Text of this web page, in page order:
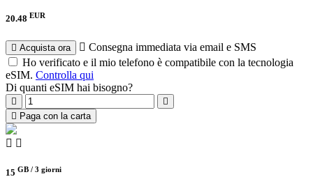
20.48 EUR
Acquista ora
Consegna immediata via email e SMS
Ho verificato e il mio telefono è compatibile con la tecnologia
eSIM. Controlla qui
Di quanti eSIM hai bisogno?
Paga con la carta
15 GB / 3 giorni